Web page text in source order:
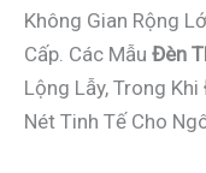
Không Gian Rộng
Cấp. Các Mẫu Đèn
Lộng Lẫy, Trong Khi
Nét Tinh Tế Cho